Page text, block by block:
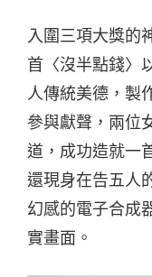
入圍三項大獎的
首〈沒半點錢〉
人傳統美德，製
參與獻聲，兩位
道，成功造就一
還現身在告五人
幻感的電子合成
實畫面。